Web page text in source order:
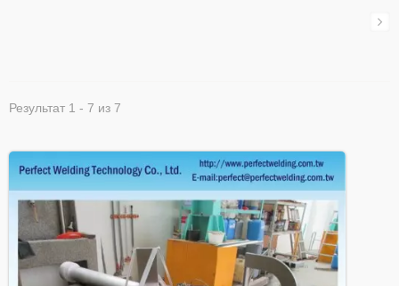
Результат 1 - 7 из 7